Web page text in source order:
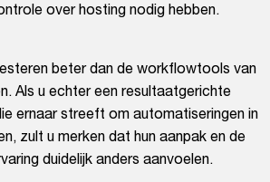
over hosting nodig hebben.
beter dan de workflowtools van
Als u echter een resultaatgerichte
ernaar streeft om automatiseringen in
zult u merken dat hun aanpak en de
duidelijk anders aanvoelen.